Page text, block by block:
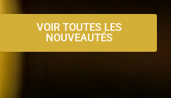
VOIR TOUTES LES
NOUVEAUTÉS